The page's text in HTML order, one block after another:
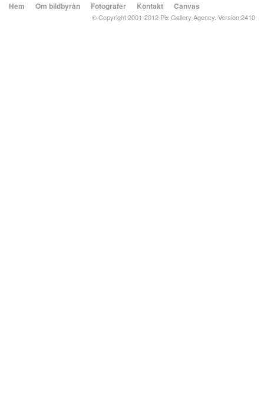
Hem Om bildbyrån Fotografer Kontakt Canvas
© Copyright 2001-2012 Pix Gallery Agency. Version:2410